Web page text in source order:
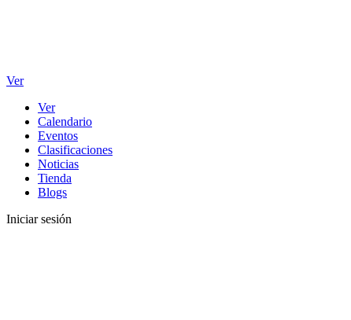
Ver
Ver
Calendario
Eventos
Clasificaciones
Noticias
Tienda
Blogs
Iniciar sesión